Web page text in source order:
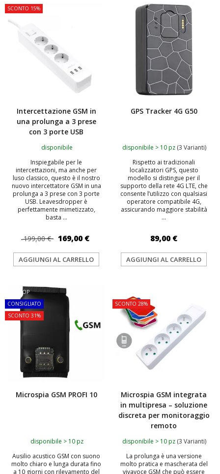
SCONTO 15%
Intercettazione GSM in
una prolunga a 3 prese
con 3 porte USB
disponibile
Inspiegabile per le
intercettazioni, ma anche per
luso classico, questo è il nostro
nuovo intercettatore GSM in una
prolunga a 3 prese con 3 porte
USB. Leavesdropper è
perfettamente mimetizzato,
basta ...
199,00 € 169,00 €
AGGIUNGI AL CARRELLO
GPS Tracker 4G G50
disponibile > 10 pz (3 Varianti)
Rispetto ai tradizionali
localizzatori GPS, questo
modello si distingue per il
supporto della rete 4G LTE, che
consente l’utilizzo con qualsiasi
operatore compatibile 4G,
assicurando maggiore stabilità
...
89,00 €
AGGIUNGI AL CARRELLO
TOP
CONSIGLIATO
SCONTO 31%
Microspia GSM PROFI 10
disponibile > 10 pz
Ausilio acustico GSM con suono
molto chiaro e lunga durata fino
a 10 giorni con rilevamento del
SCONTO 28%
Microspia GSM integrata
in multipresa – soluzione
discreta per monitoraggio
remoto
disponibile > 10 pz (3 Varianti)
La prolunga è una versione
molto pratica e mascherata del
vivavoce GSM che può essere